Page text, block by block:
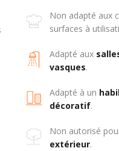
Non adapté aux
surfaces à
Adapté aux
vasques.
Adapté à un
décoratif.
Non autorisé
extérieur.